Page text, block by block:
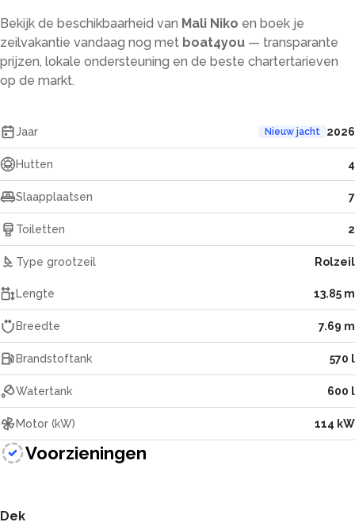
Bekijk de beschikbaarheid van Mali Niko en boek je
zeilvakantie vandaag nog met boat4you — transparante
prijzen, lokale ondersteuning en de beste chartertarieven
op de markt.
Jaar Nieuw jacht 2026
Hutten 4
Slaapplaatsen 7
Toiletten 2
Type grootzeil Rolzeil
Lengte 13.85 m
Breedte 7.69 m
Brandstoftank 570 l
Watertank 600 l
Motor (kW) 114 kW
Voorzieningen
Dek